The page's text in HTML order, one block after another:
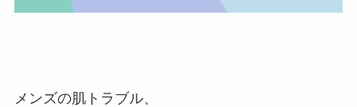
メンズの肌トラブル、